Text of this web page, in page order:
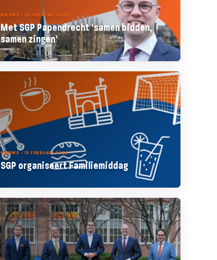
NIEUWS - 25 FEBRUARI 2026
Met SGP Papendrecht ‘samen bidden,
samen zingen’
NIEUWS - 13 FEBRUARI 2026
SGP organiseert Familiemiddag